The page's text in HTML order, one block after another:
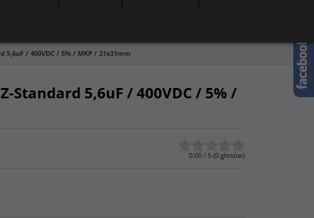
/ 400VDC / 5% / MKP / 21x31mm
Standard 5,6uF / 400VDC / 5% /
0.00 / 5 (0 głosów)